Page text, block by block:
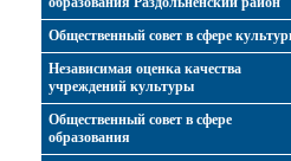
Общественный совет в сфере
Независимая оценка качества
учреждений культуры
Общественный совет в сфере
образования